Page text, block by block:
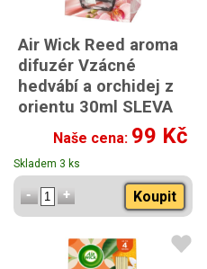
Air Wick Reed aroma
difuzér Vzácné
hedvábí a orchidej z
orientu 30ml SLEVA
Naše cena: 99 Kč
Skladem 3 ks
Koupit